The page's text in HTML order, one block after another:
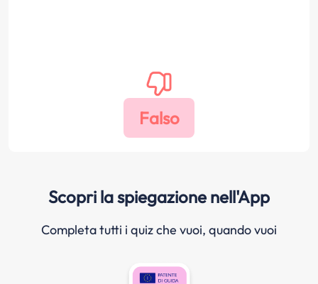
Scopri la spiegazione nell'App
Completa tutti i quiz che vuoi, quando vuoi